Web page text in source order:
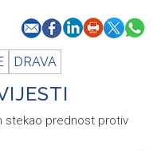
DRAVA
stekao prednost protiv